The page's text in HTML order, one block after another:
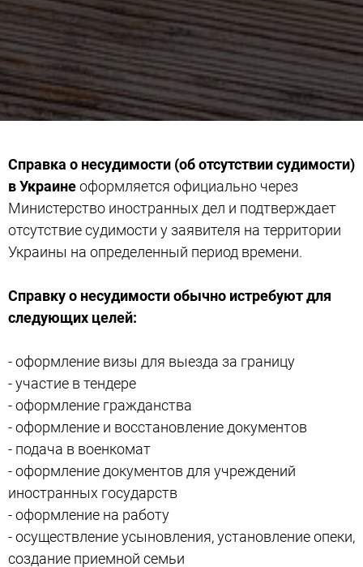
Справка о несудимости (об отсутствии судимости)
в Украинеоформляется официально через
Министерство иностранных дел и подтверждает
отсутствие судимости у заявителя на территории
Украины на определенный период времени.
Справку о несудимости обычно истребуют для
следующих целей:
- оформление визы для выезда за границу
- участие в тендере
- оформление гражданства
- оформление и восстановление документов
- подача в военкомат
- оформление документов для учреждений
иностранных государств
- оформление на работу
- осуществление усыновления, установление опеки,
создание приемной семьи